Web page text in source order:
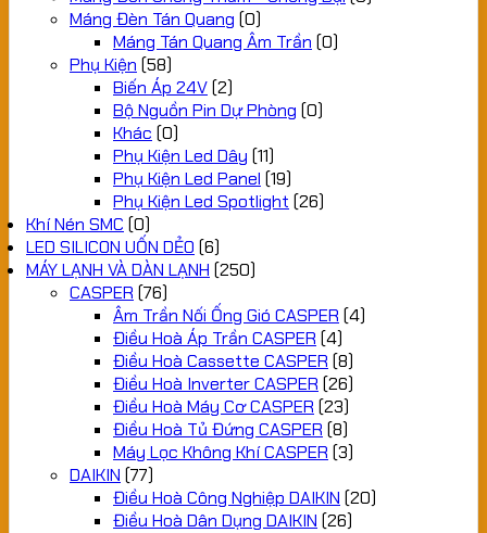
Máng Đèn Tán Quang (0)
Máng Tán Quang Âm Trần (0)
Phụ Kiện (58)
Biến Áp 24V(2)
Bộ Nguồn Pin Dự Phòng (0)
Khác (0)
Phụ Kiện Led Dây (11)
Phụ Kiện Led Panel (19)
Phụ Kiện Led Spotlight (26)
Khí Nén SMC (0)
LED SILICON UỐN DẺO (6)
MÁY LẠNH VÀ DÀN LẠNH (250)
CASPER (76)
Âm Trần Nối Ống Gió CASPER (4)
Điều Hoà Áp Trần CASPER (4)
Điều Hoà Cassette CASPER (8)
Điều Hoà Inverter CASPER (26)
Điều Hoà Máy Cơ CASPER (23)
Điều Hoà Tủ Đứng CASPER (8)
Máy Lọc Không Khí CASPER (3)
DAIKIN (77)
Điều Hoà Công Nghiệp DAIKIN (20)
Điều Hoà Dân Dụng DAIKIN (26)